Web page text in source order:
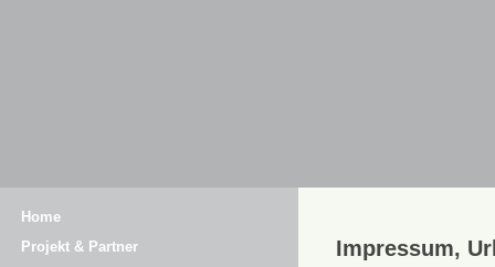
Home
Projekt & Partner
Impressum,